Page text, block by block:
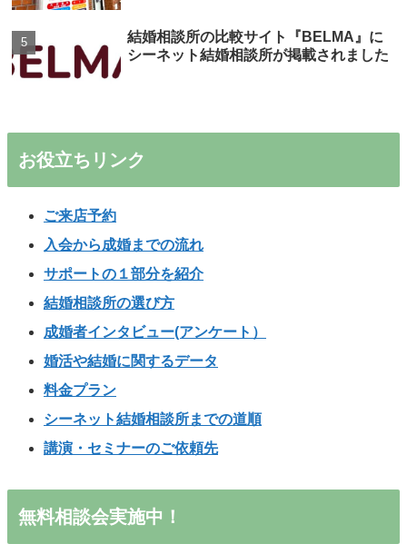
結婚相談所の比較サイト『BELMA』に
シーネット結婚相談所が掲載されました
お役立ちリンク
ご来店予約
入会から成婚までの流れ
サポートの１部分を紹介
結婚相談所の選び方
成婚者インタビュー(アンケート）
婚活や結婚に関するデータ
料金プラン
シーネット結婚相談所までの道順
講演・セミナーのご依頼先
無料相談会実施中！